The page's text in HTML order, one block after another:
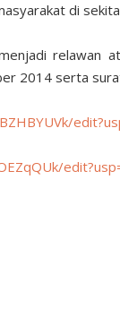
di
relawan
2014 serta